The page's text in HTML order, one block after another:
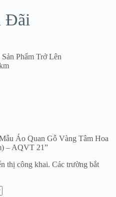
Đãi
Phẩm Trở Lên
Áo Quan Gỗ Vàng Tâm Hoa
– AQVT 21”
thị công khai. Các trường bắt